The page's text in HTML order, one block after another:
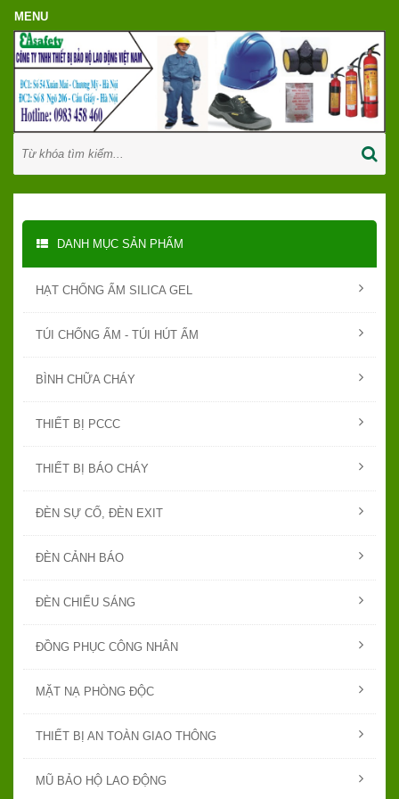
DANH MỤC SẢN PHẨM
HẠT CHỐNG ẨM SILICA GEL
TÚI CHỐNG ẨM - TÚI HÚT ẨM
BÌNH CHỮA CHÁY
THIẾT BỊ PCCC
THIẾT BỊ BÁO CHÁY
ĐÈN SỰ CỐ, ĐÈN EXIT
ĐÈN CẢNH BÁO
ĐÈN CHIẾU SÁNG
ĐỒNG PHỤC CÔNG NHÂN
MẶT NẠ PHÒNG ĐỘC
THIẾT BỊ AN TOÀN GIAO THÔNG
MŨ BẢO HỘ LAO ĐỘNG